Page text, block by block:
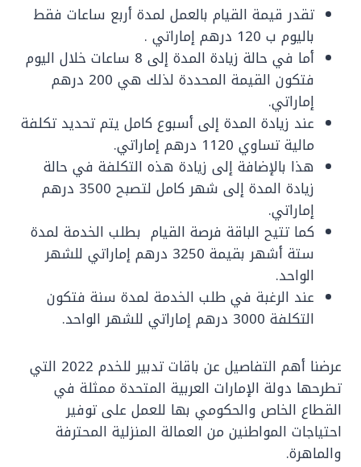
تقدر قيمة القيام بالعمل لمدة أربع ساعات فقط
باليوم ب 120 درهم إماراتي .
أما في حالة زيادة المدة إلى 8 ساعات خلال اليوم
فتكون القيمة المحددة لذلك هي 200 درهم
إماراتي.
عند زيادة المدة إلى أسبوع كامل يتم تحديد تكلفة
مالية تساوي 1120 درهم إماراتي.
هذا بالإضافة إلى زيادة هذه التكلفة في حالة
زيادة المدة إلى شهر كامل لتصبح 3500 درهم
إماراتي.
كما تتيح الباقة فرصة القيام بطلب الخدمة لمدة
ستة أشهر بقيمة 3250 درهم إماراتي للشهر
الواحد.
عند الرغبة في طلب الخدمة لمدة سنة فتكون
التكلفة 3000 درهم إماراتي للشهر الواحد.
عرضنا أهم التفاصيل عن باقات تدبير للخدم 2022 التي
تطرحها دولة الإمارات العربية المتحدة ممثلة في
القطاع الخاص والحكومي بها للعمل على توفير
احتياجات المواطنين من العمالة المنزلية المحترفة
والماهرة.